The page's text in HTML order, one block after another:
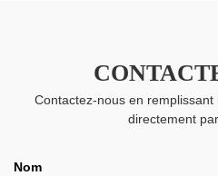
Contactez-nous en
directement
Nom